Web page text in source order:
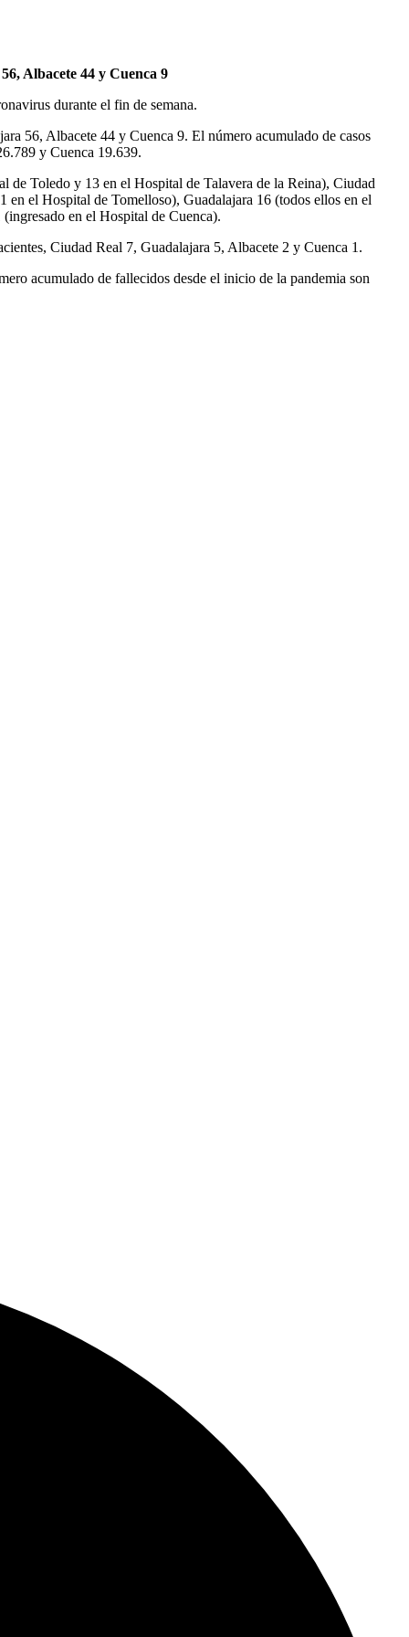
Albacete 44 y Cuenca 9
durante el fin de semana.
56, Albacete 44 y Cuenca 9. El número acumulado de casos
y Cuenca 19.639.
de Toledo y 13 en el Hospital de Talavera de la Reina), Ciudad
el Hospital de Tomelloso), Guadalajara 16 (todos ellos en el
en el Hospital de Cuenca).
Ciudad Real 7, Guadalajara 5, Albacete 2 y Cuenca 1.
acumulado de fallecidos desde el inicio de la pandemia son